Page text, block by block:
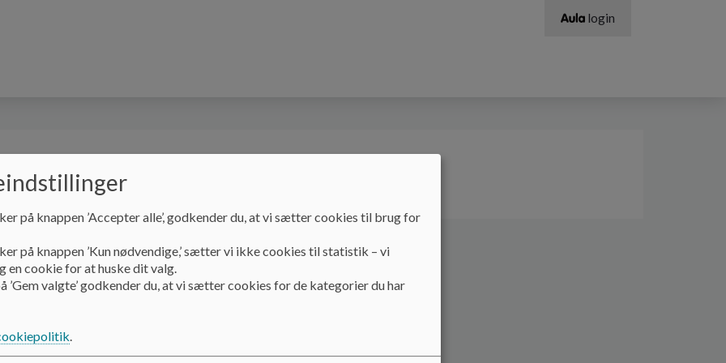
login
Pædagogik Pædagogisk tilsyn
Pædagogisk tilsyn
Her kan du læse Utterslev Børnegårds tilsyns rapport
på knappen ’Accepter alle’, godkender du, at vi sætter cookies til brug for
på knappen ’Kun nødvendige,’ sætter vi ikke cookies til statistik – vi
en cookie for at huske dit valg.
’Gem valgte’ godkender du, at vi sætter cookies for de kategorier du har
.